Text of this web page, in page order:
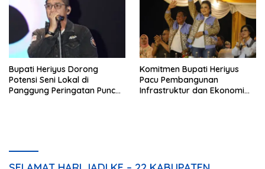
Bupati Heriyus Dorong
Potensi Seni Lokal di
Panggung Peringatan Puncak
Komitmen Bupati Heriyus
Pacu Pembangunan
Infrastruktur dan Ekonomi